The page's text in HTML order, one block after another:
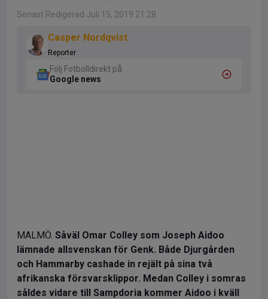
Senast Redigerad Juli 15, 2019 21:28
Casper Nordqvist
Reporter
Följ Fotbolldirekt på
Google news
MALMÖ. Såväl Omar Colley som Joseph Aidoo
lämnade allsvenskan för Genk. Både Djurgården
och Hammarby cashade in rejält på sina två
afrikanska försvarsklippor. Medan Colley i somras
såldes vidare till Sampdoria kommer Aidoo i kväll